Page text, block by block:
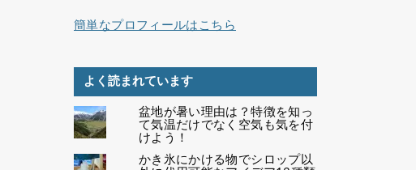
簡単なプロフィールはこちら
よく読まれています
盆地が暑い理由は？特徴を知っ
て気温だけでなく空気も気を付
けよう！
かき氷にかける物でシロップ以